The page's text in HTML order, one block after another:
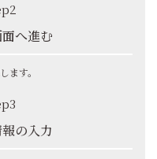
へ進む
ます。
の入力